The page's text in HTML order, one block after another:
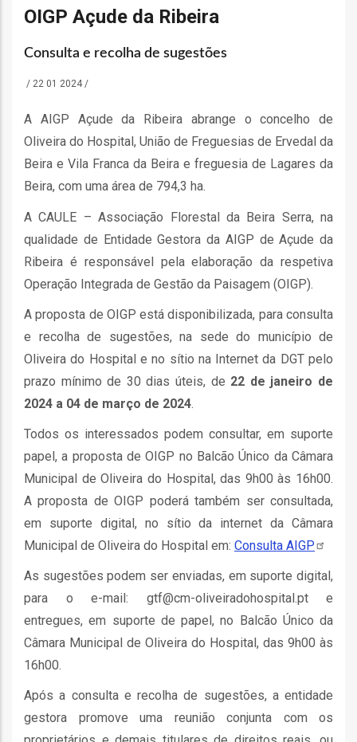
OIGP Açude da Ribeira
Consulta e recolha de sugestões
/ 22 01 2024 /
A AIGP Açude da Ribeira abrange o concelho de
Oliveira do Hospital, União de Freguesias de Ervedal da
Beira e Vila Franca da Beira e freguesia de Lagares da
Beira, com uma área de 794,3 ha.
A CAULE – Associação Florestal da Beira Serra, na
qualidade de Entidade Gestora da AIGP de Açude da
Ribeira é responsável pela elaboração da respetiva
Operação Integrada de Gestão da Paisagem (OIGP).
A proposta de OIGP está disponibilizada, para consulta
e recolha de sugestões, na sede do município de
Oliveira do Hospital e no sítio na Internet da DGT pelo
prazo mínimo de 30 dias úteis, de 22 de janeiro de
2024 a 04 de março de 2024.
Todos os interessados podem consultar, em suporte
papel, a proposta de OIGP no Balcão Único da Câmara
Municipal de Oliveira do Hospital, das 9h00 às 16h00.
A proposta de OIGP poderá também ser consultada,
em suporte digital, no sítio da internet da Câmara
Municipal de Oliveira do Hospital em: Consulta AIGP
As sugestões podem ser enviadas, em suporte digital,
para o e-mail: gtf@cm-oliveiradohospital.pt e
entregues, em suporte de papel, no Balcão Único da
Câmara Municipal de Oliveira do Hospital, das 9h00 às
16h00.
Após a consulta e recolha de sugestões, a entidade
gestora promove uma reunião conjunta com os